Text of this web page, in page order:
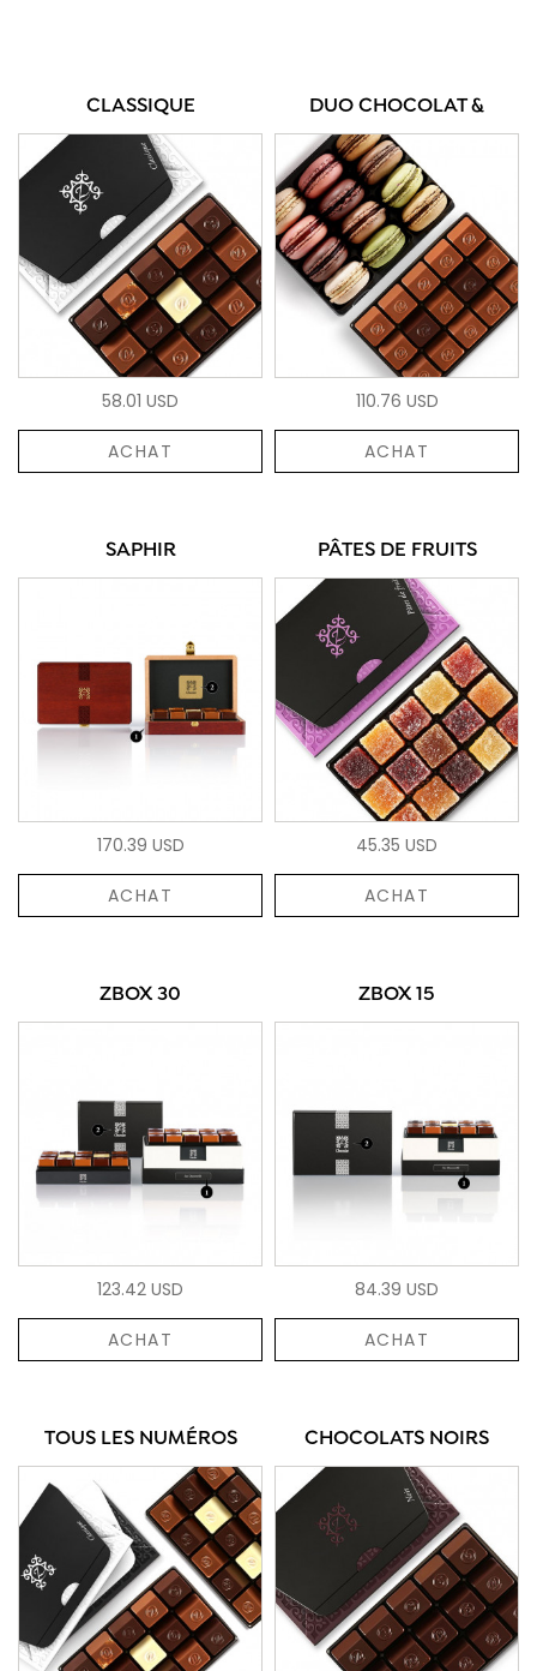
CLASSIQUE
58.01 USD
ACHAT
DUO CHOCOLAT &
110.76 USD
ACHAT
SAPHIR
170.39 USD
ACHAT
PÂTES DE FRUITS
45.35 USD
ACHAT
ZBOX 30
123.42 USD
ACHAT
ZBOX 15
84.39 USD
ACHAT
TOUS LES NUMÉROS CHOCOLATS NOIRS